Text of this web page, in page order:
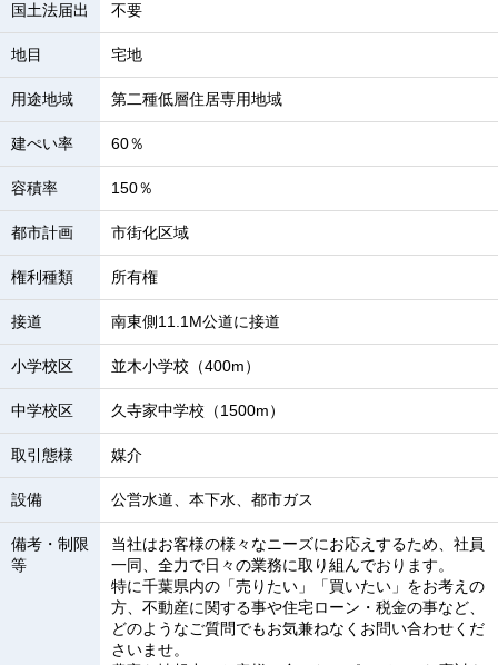
国土法届出 不要
地目 宅地
用途地域 第二種低層住居専用地域
建ぺい率 60％
容積率 150％
都市計画 市街化区域
権利種類 所有権
接道 南東側11.1M公道に接道
小学校区 並木小学校（400m）
中学校区 久寺家中学校（1500m）
取引態様 媒介
設備 公営水道、本下水、都市ガス
備考・制限
等
当社はお客様の様々なニーズにお応えするため、社員
一同、全力で日々の業務に取り組んでおります。
特に千葉県内の「売りたい」「買いたい」をお考えの
方、不動産に関する事や住宅ローン・税金の事など、
どのようなご質問でもお気兼ねなくお問い合わせくだ
さいませ。